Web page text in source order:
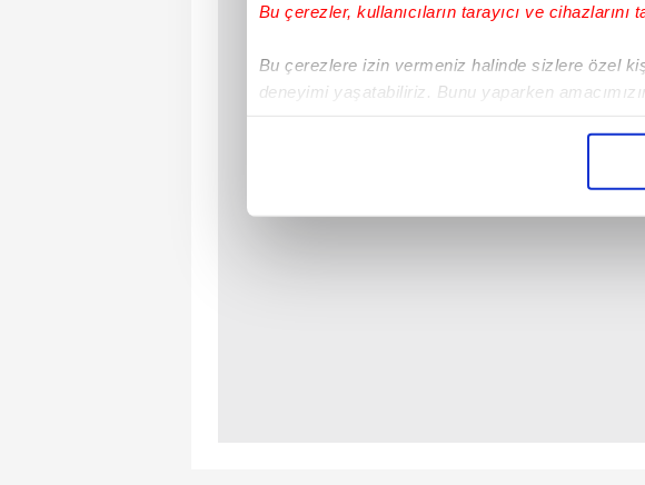
Bu çerezler, kullanıcıların tarayıcı ve cihazlarını
Bu çerezlere izin vermeniz halinde sizlere özel
deneyimi yaşatabiliriz. Bunu yaparken